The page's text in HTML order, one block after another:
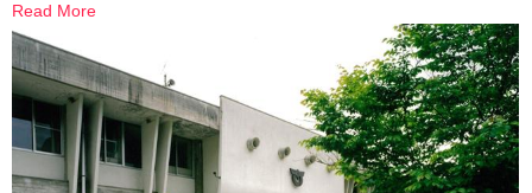
Read More